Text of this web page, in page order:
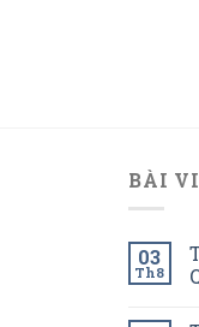
BÀI
03
Th8